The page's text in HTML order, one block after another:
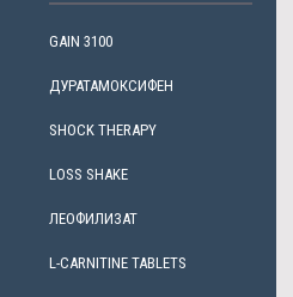
GAIN 3100
ДУРАТАМОКСИФЕН
SHOCK THERAPY
LOSS SHAKE
ЛЕОФИЛИЗАТ
L-CARNITINE TABLETS